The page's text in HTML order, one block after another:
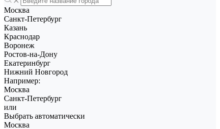
Москва
Санкт-Петербург
Казань
Краснодар
Воронеж
Ростов-на-Дону
Екатеринбург
Нижний Новгород
Например:
Москва
Санкт-Петербург
или
Выбрать автоматически
Москва